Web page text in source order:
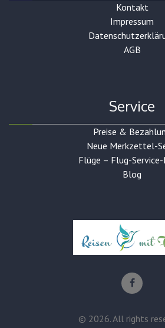
Kontakt
Impressum
AGB
Service
Preise &
Neue Merkzettel-
Flüge – Flug-
Blog
© 2026. All rights